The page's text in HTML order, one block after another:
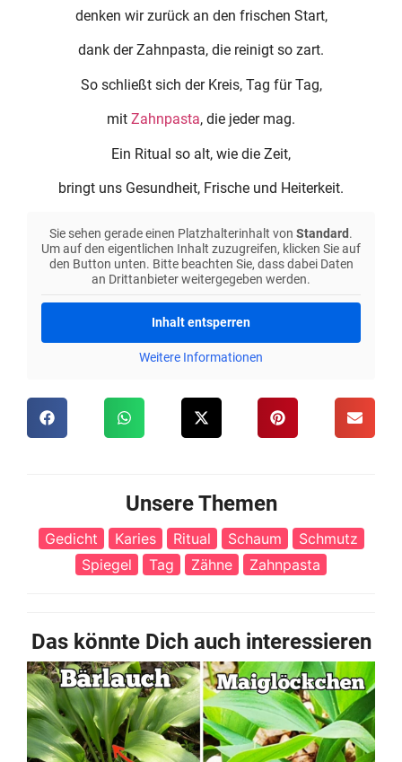
denken wir zurück an den frischen Start,
dank der Zahnpasta, die reinigt so zart.
So schließt sich der Kreis, Tag für Tag,
mit Zahnpasta, die jeder mag.
Ein Ritual so alt, wie die Zeit,
bringt uns Gesundheit, Frische und Heiterkeit.
Sie sehen gerade einen Platzhalterinhalt von Standard.
Um auf den eigentlichen Inhalt zuzugreifen, klicken Sie auf
den Button unten. Bitte beachten Sie, dass dabei Daten
an Drittanbieter weitergegeben werden.
Inhalt entsperren
Weitere Informationen
Unsere Themen
Gedicht Karies Ritual Schaum
Schmutz
Spiegel
Tag Zähne Zahnpasta
Das könnte Dich auch interessieren